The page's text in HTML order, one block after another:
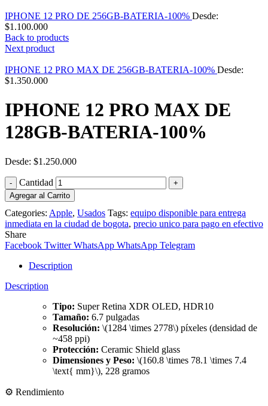
IPHONE 12 PRO DE 256GB-BATERIA-100% Desde:
$1.100.000
Back to products
Next product
IPHONE 12 PRO MAX DE 256GB-BATERIA-100% Desde:
$1.350.000
IPHONE 12 PRO MAX DE
128GB-BATERIA-100%
Desde: $1.250.000
Cantidad
Agregar al Carrito
Categories: Apple, Usados Tags: equipo disponible para entrega
inmediata en la ciudad de bogota, precio unico para pago en efectivo
Share
Facebook Twitter WhatsApp WhatsApp Telegram
Description
Description
Tipo: Super Retina XDR OLED, HDR10
Tamaño: 6.7 pulgadas
Resolución: \(1284 \times 2778\) píxeles (densidad de
~458 ppi)
Protección: Ceramic Shield glass
Dimensiones y Peso: \(160.8 \times 78.1 \times 7.4
\text{ mm}\), 228 gramos
⚙️ Rendimiento